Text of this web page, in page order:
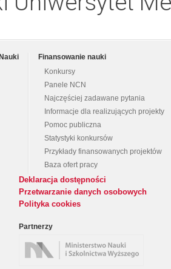
Finansowanie nauki
Konkursy
Panele NCN
Najczęściej zadawane pytania
Informacje dla realizujących projekty
Pomoc publiczna
Statystyki konkursów
Przykłady finansowanych projektów
Baza ofert pracy
Deklaracja dostępności
Przetwarzanie danych osobowych
Polityka cookies
Partnerzy